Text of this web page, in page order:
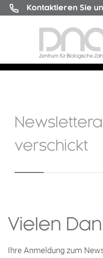
Kontaktieren Sie
verschickt
Vielen
Ihre Anmeldung zum